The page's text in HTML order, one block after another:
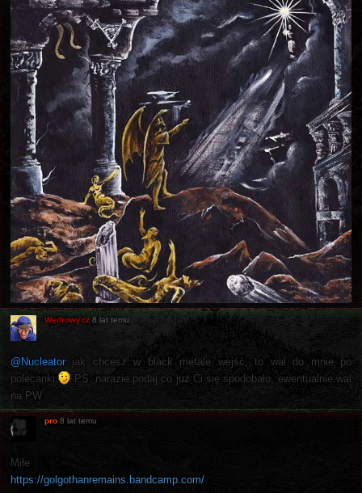
Wędrowycz 8 lat temu
@Nucleatorjak chcesz w black metale wejść, to wal do mnie po
polecanki
PS: narazie podaj co już Ci się spodobało, ewentualnie wal
na PW
pro 8 lat temu
Miłe
https://golgothanremains.bandcamp.com/